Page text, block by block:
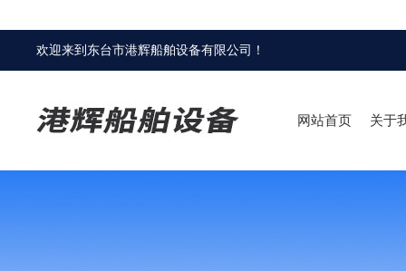
欢迎来到 东台市港辉船舶设备有限公司 ！
网站首页 关于